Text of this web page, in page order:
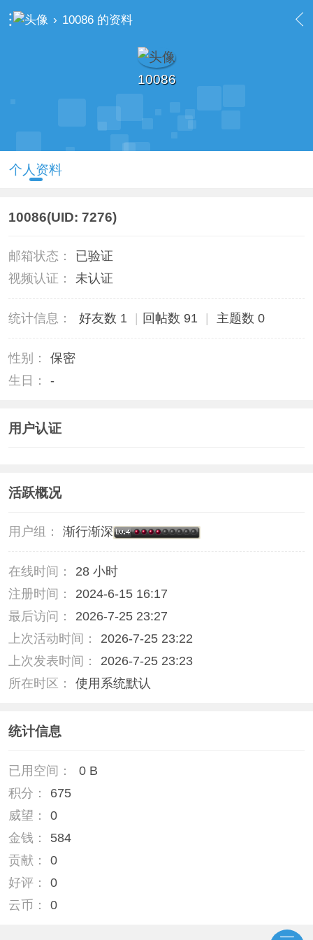
› 10086 的资料
10086
个人资料
10086(UID: 7276)
邮箱状态：
已验证
视频认证：
未认证
统计信息： 好友数 1 | 回帖数 91 | 主题数 0
性别：
保密
生日：
-
用户认证
活跃概况
用户组： 渐行渐深
在线时间：
28 小时
注册时间：
2024-6-15 16:17
最后访问：
2026-7-25 23:27
上次活动时间：
2026-7-25 23:22
上次发表时间：
2026-7-25 23:23
所在时区：
使用系统默认
统计信息
已用空间：
0 B
积分：
675
威望：
0
金钱：
584
贡献：
0
好评：
0
云币：
0